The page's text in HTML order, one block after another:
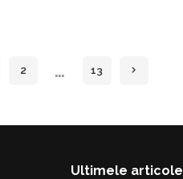
2 … 13
Ultimele articole